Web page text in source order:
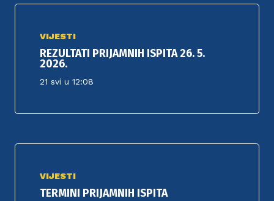
VIJESTI
REZULTATI PRIJAMNIH ISPITA 26. 5.
2026.
21 svi u 12:08
VIJESTI
TERMINI PRIJAMNIH ISPITA